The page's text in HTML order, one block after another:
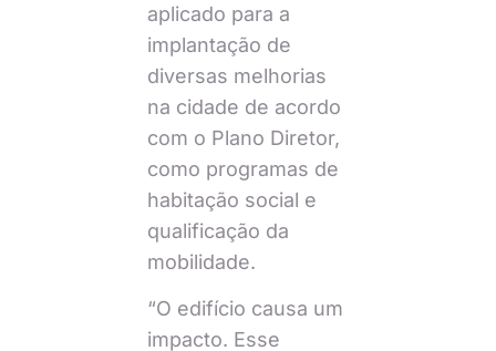
aplicado para a
implantação de
diversas melhorias
na cidade de acordo
com o Plano Diretor,
como programas de
habitação social e
qualificação da
mobilidade.
“O edifício causa um
impacto. Esse